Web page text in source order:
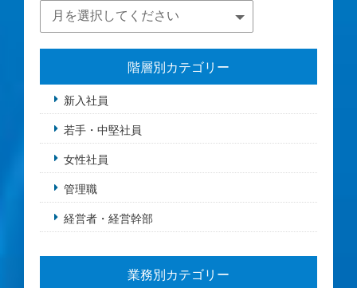
階層別カテゴリー
新入社員
若手・中堅社員
女性社員
管理職
経営者・経営幹部
業務別カテゴリー